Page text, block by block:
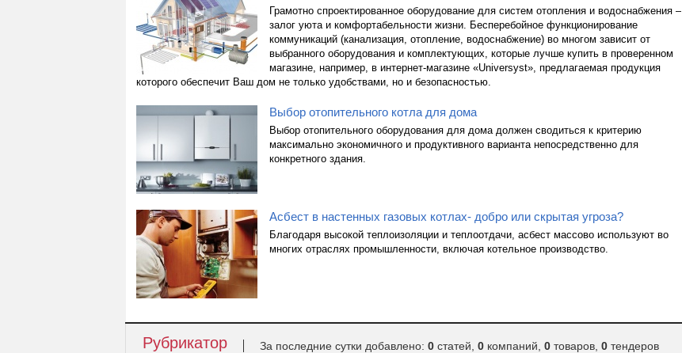
Грамотно спроектированное оборудование для систем отопления и водоснабжения –
залог уюта и комфортабельности жизни. Бесперебойное функционирование
коммуникаций (канализация, отопление, водоснабжение) во многом зависит от
выбранного оборудования и комплектующих, которые лучше купить в проверенном
магазине, например, в интернет-магазине «Universyst», предлагаемая продукция
которого обеспечит Ваш дом не только удобствами, но и безопасностью.
Выбор отопительного котла для дома
Выбор отопительного оборудования для дома должен сводиться к критерию
максимально экономичного и продуктивного варианта непосредственно для
конкретного здания.
Асбест в настенных газовых котлах- добро или скрытая угроза?
Благодаря высокой теплоизоляции и теплоотдачи, асбест массово используют во
многих отраслях промышленности, включая котельное производство.
Рубрикатор За последние сутки добавлено: 0статей, 0компаний, 0товаров, 0тендеров